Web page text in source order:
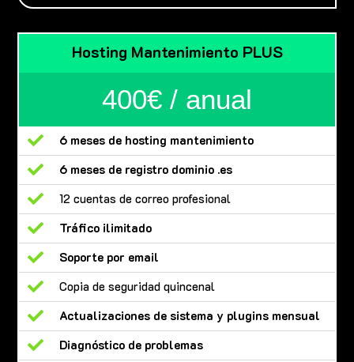
Hosting Mantenimiento PLUS
400€ / anual
 6 meses de hosting mantenimiento
 6 meses de registro dominio .es
 12 cuentas de correo profesional
 Tráfico ilimitado
 Soporte por email
 Copia de seguridad quincenal
 Actualizaciones de sistema y plugins mensual
 Diagnóstico de problemas